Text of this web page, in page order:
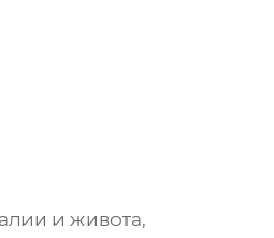
и живота,